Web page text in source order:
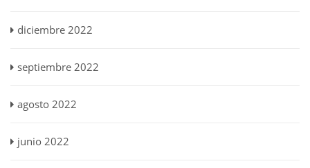
diciembre 2022
septiembre 2022
agosto 2022
junio 2022